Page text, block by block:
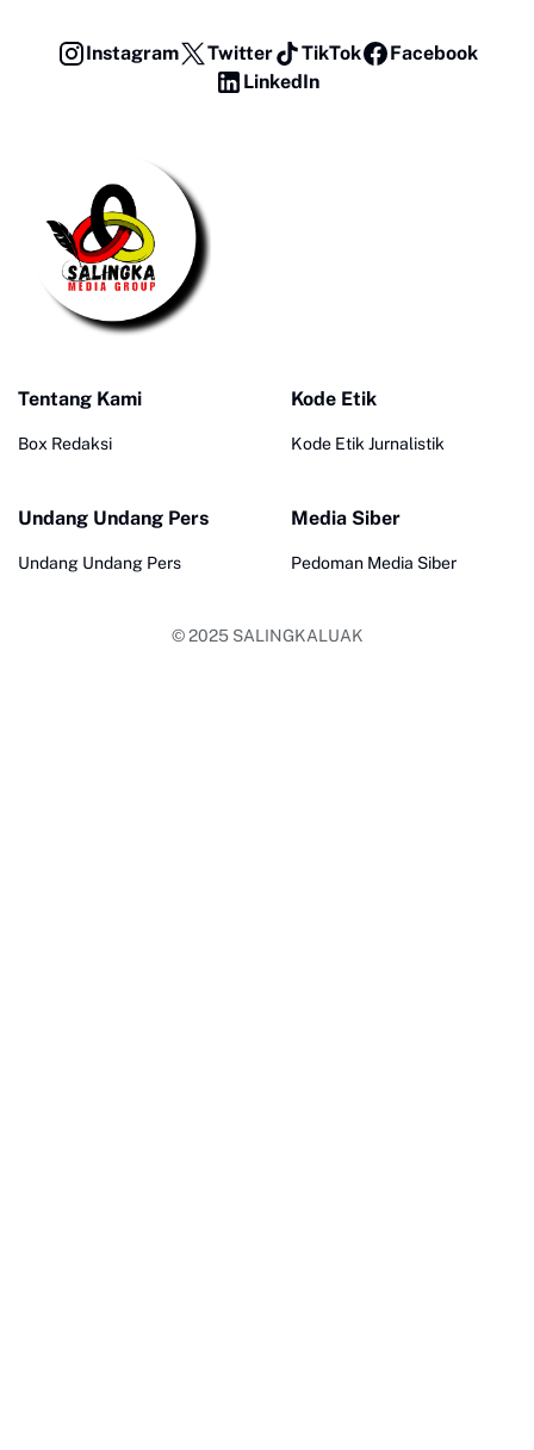
Instagram Twitter TikTok
Facebook
LinkedIn
Tentang Kami
Box Redaksi
Kode Etik
Kode Etik Jurnalistik
Undang Undang Pers
Undang Undang Pers
Media Siber
Pedoman Media Siber
© 2025 SALINGKALUAK